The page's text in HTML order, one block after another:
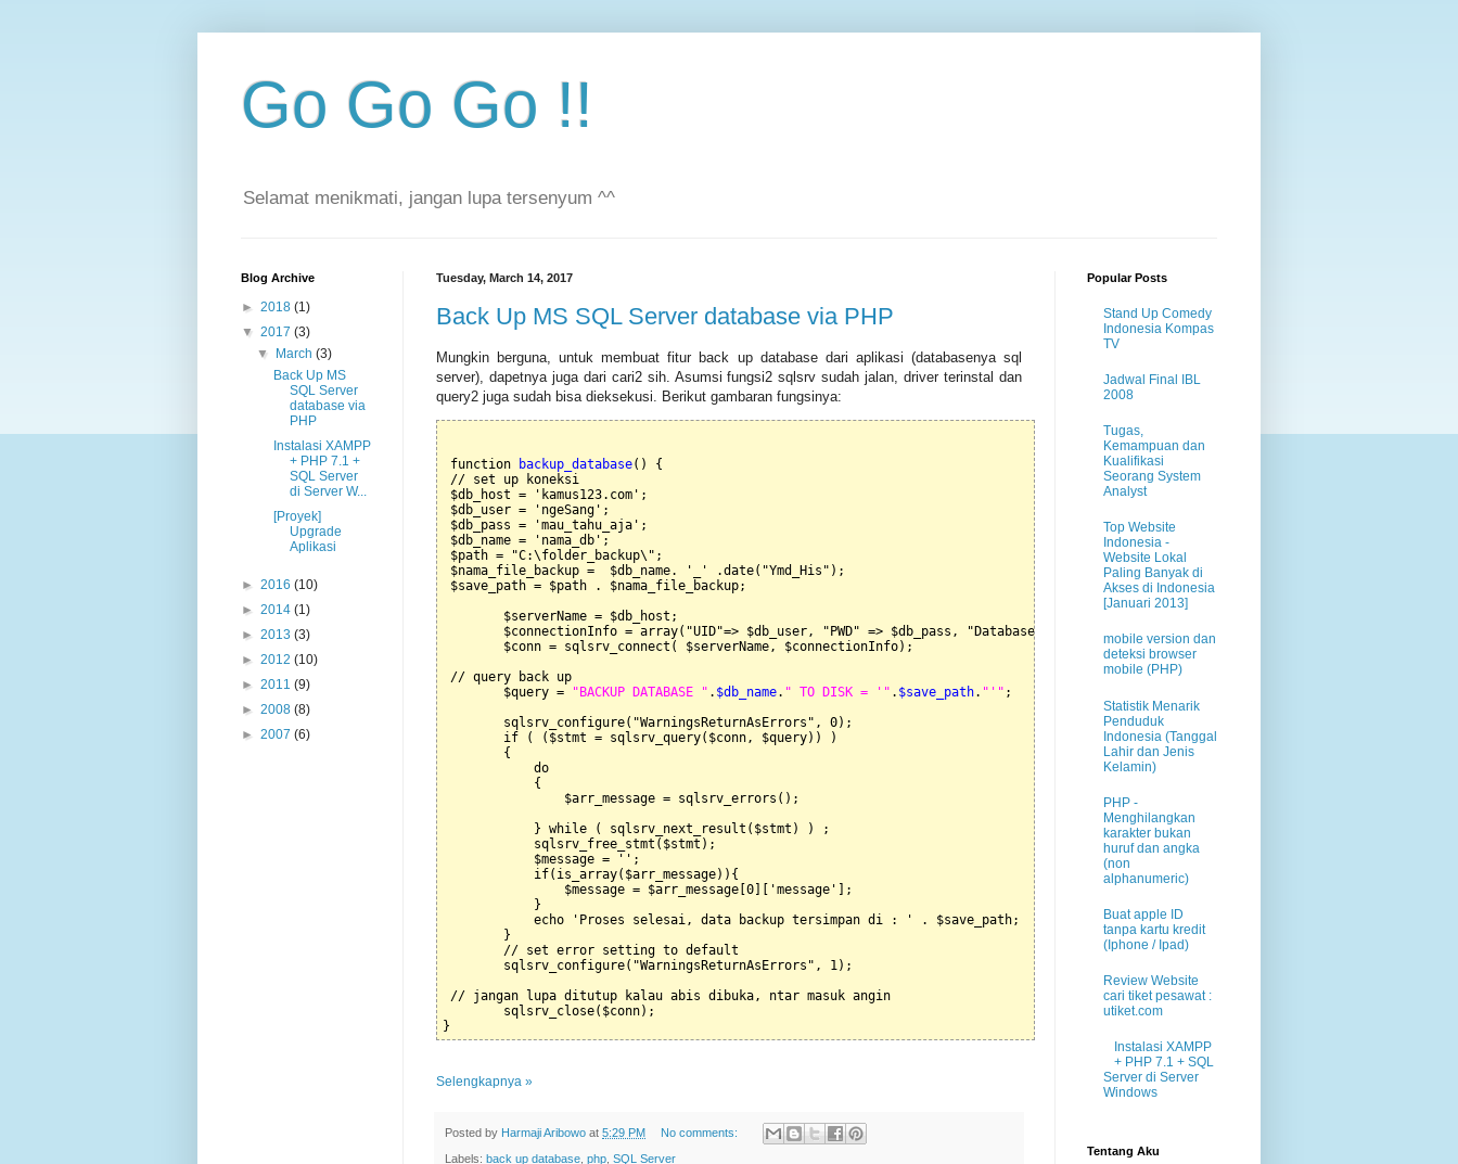
Go Go Go !!
Selamat menikmati, jangan lupa tersenyum ^^
Tuesday, March 14, 2017
Back Up MS SQL Server database via PHP
Mungkin berguna, untuk membuat fitur back up database dari aplikasi (databasenya sql
server), dapetnya juga dari cari2 sih. Asumsi fungsi2 sqlsrv sudah jalan, driver terinstal dan
query2 juga sudah bisa dieksekusi. Berikut gambaran fungsinya:
function backup_database() {
// set up koneksi
$db_host = 'kamus123.com';
$db_user = 'ngeSang';
$db_pass = 'mau_tahu_aja';
$db_name = 'nama_db';
$path = "C:\folder_backup\";
$nama_file_backup =  $db_name. '_' .date("Ymd_His");
$save_path = $path . $nama_file_backup;
        $serverName = $db_host;
        $connectionInfo = array("UID"=> $db_user, "PWD" => $db_pass, "Database"=> $db_name);
        $conn = sqlsrv_connect( $serverName, $connectionInfo);
// query back up
        $query =
"BACKUP DATABASE " . $db_name. " TO DISK = '" . $save_path. "'" ;
        sqlsrv_configure("WarningsReturnAsErrors", 0);
        if ( ($stmt = sqlsrv_query($conn, $query)) )
        {
            do
            {
                $arr_message = sqlsrv_errors();
            } while ( sqlsrv_next_result($stmt) ) ;
            sqlsrv_free_stmt($stmt);
            $message = '';
            if(is_array($arr_message)){
                $message = $arr_message[0]['message'];
            }
            echo 'Proses selesai, data backup tersimpan di : ' . $save_path;
        }
        // set error setting to default
        sqlsrv_configure("WarningsReturnAsErrors", 1);
// jangan lupa ditutup kalau abis dibuka, ntar masuk angin
        sqlsrv_close($conn);
}
Selengkapnya »
Posted by Harmaji Aribowo at 5:29 PM No comments:
Labels: back up database, php, SQL Server
Blog Archive
► 2018 (1)
▼ 2017 (3)
▼
March(3)
Back Up MS
SQL Server
database via
PHP
Instalasi XAMPP
+ PHP 7.1 +
SQL Server
di Server W...
[Proyek]
Upgrade
Aplikasi
► 2016 (10)
► 2014 (1)
► 2013 (3)
► 2012 (10)
► 2011 (9)
► 2008 (8)
► 2007 (6)
Popular Posts
Stand Up Comedy
Indonesia Kompas
TV
Jadwal Final IBL
2008
Tugas,
Kemampuan dan
Kualifikasi
Seorang System
Analyst
Top Website
Indonesia -
Website Lokal
Paling Banyak di
Akses di Indonesia
[Januari 2013]
mobile version dan
deteksi browser
mobile (PHP)
Statistik Menarik
Penduduk
Indonesia (Tanggal
Lahir dan Jenis
Kelamin)
PHP -
Menghilangkan
karakter bukan
huruf dan angka
(non
alphanumeric)
Buat apple ID
tanpa kartu kredit
(Iphone / Ipad)
Review Website
cari tiket pesawat :
utiket.com
Instalasi XAMPP
+ PHP 7.1 + SQL
Server di Server
Windows
Tentang Aku